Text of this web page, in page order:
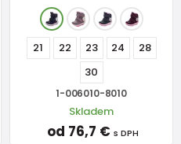
21 22 23 24
28
30
1-006010-8010
Skladem
od 76,7 € s DPH